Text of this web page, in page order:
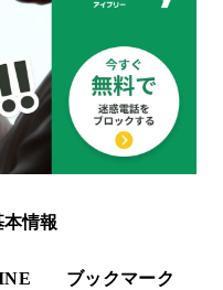
本情報
ブックマーク